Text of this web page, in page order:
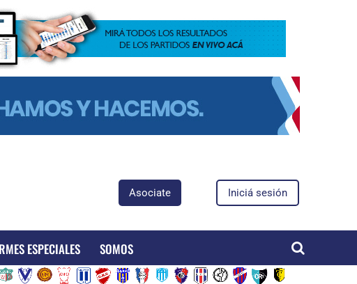
Asociate Iniciá sesión
ESPECIALES SOMOS